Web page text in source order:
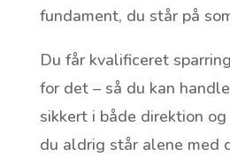
fundament, du står på
Du får kvalificeret
for det – så du kan
sikkert i både direktion
du aldrig står alene med